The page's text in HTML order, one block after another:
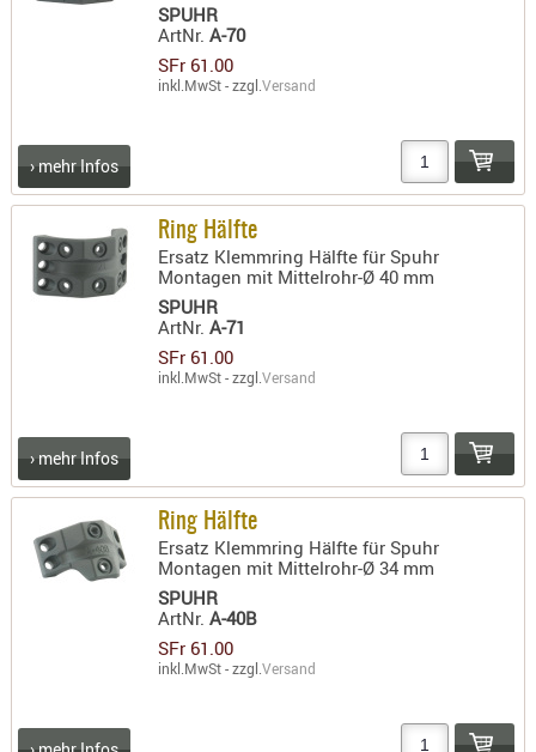
SPUHR
ArtNr.A-70
SFr 61.00
inkl.MwSt - zzgl.Versand
› mehr Infos
Ring Hälfte
Ersatz Klemmring Hälfte für Spuhr
Montagen mit Mittelrohr-Ø 40 mm
SPUHR
ArtNr.A-71
SFr 61.00
inkl.MwSt - zzgl.Versand
› mehr Infos
Ring Hälfte
Ersatz Klemmring Hälfte für Spuhr
Montagen mit Mittelrohr-Ø 34 mm
SPUHR
ArtNr.A-40B
SFr 61.00
inkl.MwSt - zzgl.Versand